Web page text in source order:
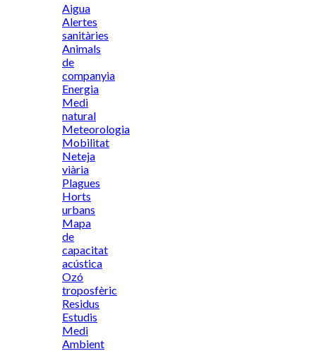
Aigua
Alertes
sanitàries
Animals
de
companyia
Energia
Medi
natural
Meteorologia
Mobilitat
Neteja
viària
Plagues
Horts
urbans
Mapa
de
capacitat
acústica
Ozó
troposfèric
Residus
Estudis
Medi
Ambient